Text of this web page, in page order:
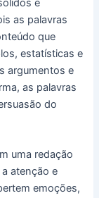
e
as palavras
que
estatísticas e
argumentos e
as palavras
do
uma redação
atenção e
emoções,